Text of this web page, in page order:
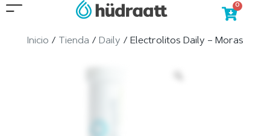
0
Inicio / Tienda / Daily / Electrolitos Daily – Moras